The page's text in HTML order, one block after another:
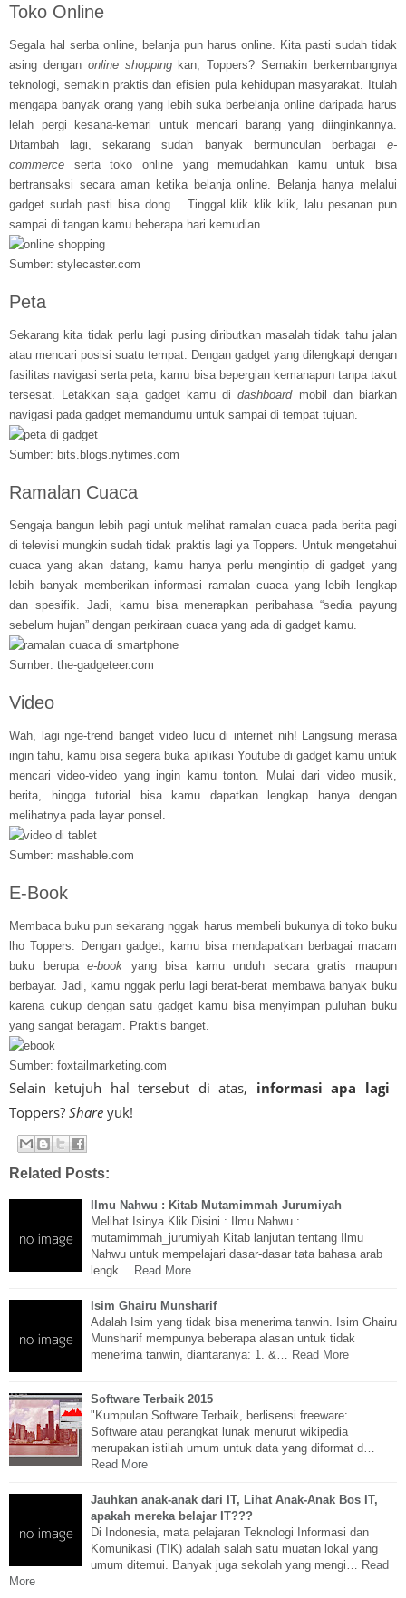
Toko Online
Segala hal serba online, belanja pun harus online. Kita pasti sudah tidak
asing dengan online shoppingkan, Toppers? Semakin berkembangnya
teknologi, semakin praktis dan efisien pula kehidupan masyarakat. Itulah
mengapa banyak orang yang lebih suka berbelanja online daripada harus
lelah pergi kesana-kemari untuk mencari barang yang diinginkannya.
Ditambah lagi, sekarang sudah banyak bermunculan berbagai e-
commerce serta toko online yang memudahkan kamu untuk bisa
bertransaksi secara aman ketika belanja online. Belanja hanya melalui
gadget sudah pasti bisa dong… Tinggal klik klik klik, lalu pesanan pun
sampai di tangan kamu beberapa hari kemudian.
Sumber: stylecaster.com
Peta
Sekarang kita tidak perlu lagi pusing diributkan masalah tidak tahu jalan
atau mencari posisi suatu tempat. Dengan gadget yang dilengkapi dengan
fasilitas navigasi serta peta, kamu bisa bepergian kemanapun tanpa takut
tersesat. Letakkan saja gadget kamu didashboardmobil dan biarkan
navigasi pada gadget memandumu untuk sampai di tempat tujuan.
Sumber: bits.blogs.nytimes.com
Ramalan Cuaca
Sengaja bangun lebih pagi untuk melihat ramalan cuaca pada berita pagi
di televisi mungkin sudah tidak praktis lagi ya Toppers. Untuk mengetahui
cuaca yang akan datang, kamu hanya perlu mengintip di gadget yang
lebih banyak memberikan informasi ramalan cuaca yang lebih lengkap
dan spesifik. Jadi, kamu bisa menerapkan peribahasa “sedia payung
sebelum hujan” dengan perkiraan cuaca yang ada di gadget kamu.
Sumber: the-gadgeteer.com
Video
Wah, lagi nge-trend banget video lucu di internet nih! Langsung merasa
ingin tahu, kamu bisa segera buka aplikasi Youtube di gadget kamu untuk
mencari video-video yang ingin kamu tonton. Mulai dari video musik,
berita, hingga tutorial bisa kamu dapatkan lengkap hanya dengan
melihatnya pada layar ponsel.
Sumber: mashable.com
E-Book
Membaca buku pun sekarang nggak harus membeli bukunya di toko buku
lho Toppers. Dengan gadget, kamu bisa mendapatkan berbagai macam
buku berupae-book yang bisa kamu unduh secara gratis maupun
berbayar. Jadi, kamu nggak perlu lagi berat-berat membawa banyak buku
karena cukup dengan satu gadget kamu bisa menyimpan puluhan buku
yang sangat beragam. Praktis banget.
Sumber: foxtailmarketing.com
Selain ketujuh hal tersebut di atas, informasi apa lagi
Toppers?Shareyuk!
Related Posts:
Ilmu Nahwu : Kitab Mutamimmah Jurumiyah
Melihat Isinya Klik Disini : Ilmu Nahwu :
mutamimmah_jurumiyah Kitab lanjutan tentang Ilmu
Nahwu untuk mempelajari dasar-dasar tata bahasa arab
lengk… Read More
Isim Ghairu Munsharif
Adalah Isim yang tidak bisa menerima tanwin. Isim Ghairu
Munsharif mempunya beberapa alasan untuk tidak
menerima tanwin, diantaranya: 1. &… Read More
Software Terbaik 2015
"Kumpulan Software Terbaik, berlisensi freeware:.
Software atau perangkat lunak menurut wikipedia
merupakan istilah umum untuk data yang diformat d…
Read More
Jauhkan anak-anak dari IT, Lihat Anak-Anak Bos IT,
apakah mereka belajar IT???
Di Indonesia, mata pelajaran Teknologi Informasi dan
Komunikasi (TIK) adalah salah satu muatan lokal yang
umum ditemui. Banyak juga sekolah yang mengi… Read
More